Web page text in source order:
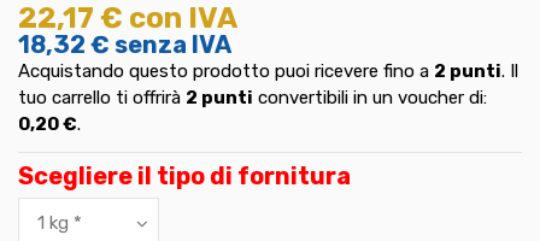
22,17 € con IVA
18,32 € senza IVA
Acquistando questo prodotto puoi ricevere fino a 2 punti. Il
tuo carrello ti offrirà 2 punti convertibili in un voucher di:
0,20 €.
Scegliere il tipo di fornitura